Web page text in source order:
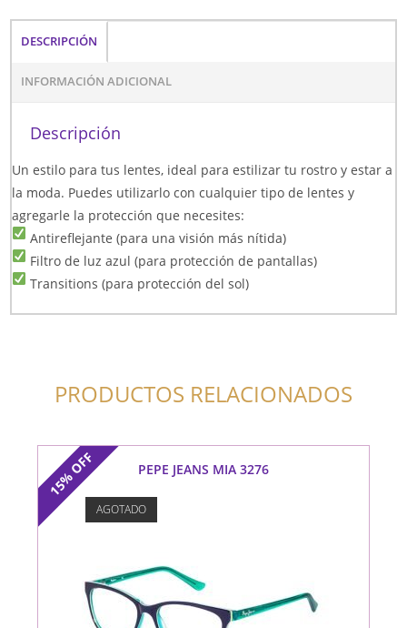
DESCRIPCIÓN
INFORMACIÓN ADICIONAL
Descripción
Un estilo para tus lentes, ideal para estilizar tu rostro y estar a
la moda. Puedes utilizarlo con cualquier tipo de lentes y
agregarle la protección que necesites:
Antireflejante (para una visión más nítida)
Filtro de luz azul (para protección de pantallas)
Transitions (para protección del sol)
PRODUCTOS RELACIONADOS
15%
OFF PEPE JEANS MIA 3276
AGOTADO